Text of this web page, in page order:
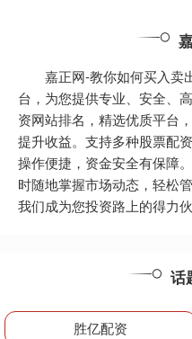
嘉正网-教你如何买入卖
台，为您提供专业、安全、
资网站排名，精选优质平台
提升收益。支持多种股票配
操作便捷，资金安全有保障
时随地掌握市场动态，轻松
我们成为您投资路上的得力伙
话
胜亿配资